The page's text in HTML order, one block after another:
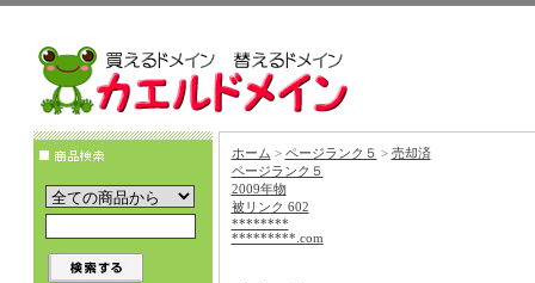
ホーム > ページランク５ > 売却済
ページランク５
2009年物
被リンク 602
********
*********.com